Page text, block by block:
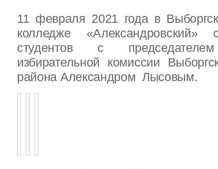
11 февраля 2021 года в
колледже «Александровский»
студентов с председателем
избирательной комиссии
района Александром Лысовым.